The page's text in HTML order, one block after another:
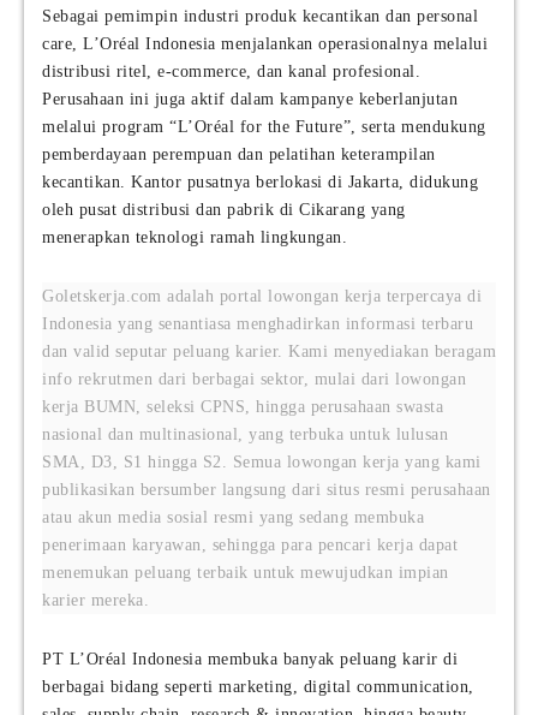
Sebagai pemimpin industri produk kecantikan dan personal
care, L’Oréal Indonesia menjalankan operasionalnya melalui
distribusi ritel, e-commerce, dan kanal profesional.
Perusahaan ini juga aktif dalam kampanye keberlanjutan
melalui program “L’Oréal for the Future”, serta mendukung
pemberdayaan perempuan dan pelatihan keterampilan
kecantikan. Kantor pusatnya berlokasi di Jakarta, didukung
oleh pusat distribusi dan pabrik di Cikarang yang
menerapkan teknologi ramah lingkungan.
Goletskerja.com adalah portal lowongan kerja terpercaya di
Indonesia yang senantiasa menghadirkan informasi terbaru
dan valid seputar peluang karier. Kami menyediakan beragam
info rekrutmen dari berbagai sektor, mulai dari lowongan
kerja BUMN, seleksi CPNS, hingga perusahaan swasta
nasional dan multinasional, yang terbuka untuk lulusan
SMA, D3, S1 hingga S2. Semua lowongan kerja yang kami
publikasikan bersumber langsung dari situs resmi perusahaan
atau akun media sosial resmi yang sedang membuka
penerimaan karyawan, sehingga para pencari kerja dapat
menemukan peluang terbaik untuk mewujudkan impian
karier mereka.
PT L’Oréal Indonesia membuka banyak peluang karir di
berbagai bidang seperti marketing, digital communication,